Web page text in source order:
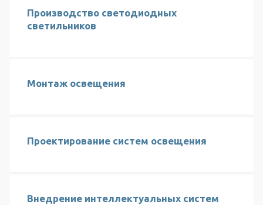
Производство светодиодных
светильников
Монтаж освещения
Проектирование систем освещения
Внедрение интеллектуальных систем